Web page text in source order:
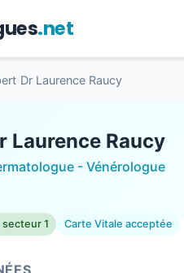
.net
Dr Laurence Raucy
Laurence Raucy
- Vénérologue
1 Carte Vitale acceptée